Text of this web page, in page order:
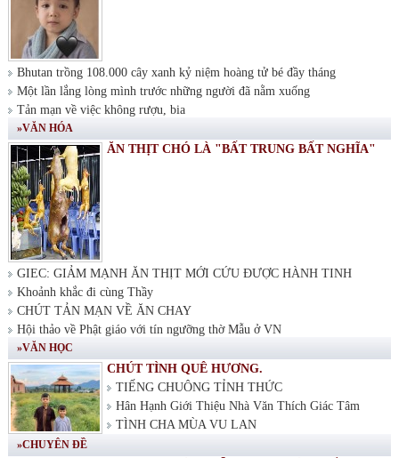
Bhutan trồng 108.000 cây xanh kỷ niệm hoàng tử bé đầy tháng
Một lần lắng lòng mình trước những người đã nằm xuống
Tản mạn về việc không rượu, bia
»VĂN HÓA
ĂN THỊT CHÓ LÀ "BẤT TRUNG BẤT NGHĨA"
GIEC: GIẢM MẠNH ĂN THỊT MỚI CỨU ĐƯỢC HÀNH TINH
Khoảnh khắc đi cùng Thầy
CHÚT TẢN MẠN VỀ ĂN CHAY
Hội thảo về Phật giáo với tín ngưỡng thờ Mẫu ở VN
»VĂN HỌC
CHÚT TÌNH QUÊ HƯƠNG.
TIẾNG CHUÔNG TỈNH THỨC
Hân Hạnh Giới Thiệu Nhà Văn Thích Giác Tâm
TÌNH CHA MÙA VU LAN
»CHUYÊN ĐỀ